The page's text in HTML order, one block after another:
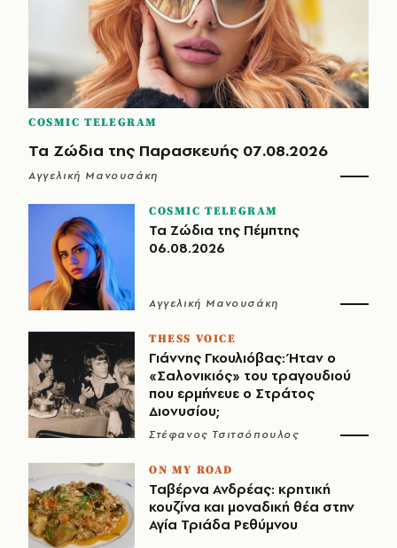
COSMIC TELEGRAM
Τα Ζώδια της Παρασκευής 07.08.2026
Αγγελική Μανουσάκη
COSMIC TELEGRAM
Τα Ζώδια της Πέμπτης
06.08.2026
Αγγελική Μανουσάκη
THESS VOICE
Γιάννης Γκουλιόβας: Ήταν ο
«Σαλονικιός» του τραγουδιού
που ερμήνευε ο Στράτος
Διονυσίου;
Στέφανος Τσιτσόπουλος
ON MY ROAD
Ταβέρνα Ανδρέας: κρητική
κουζίνα και μοναδική θέα στην
Αγία Τριάδα Ρεθύμνου